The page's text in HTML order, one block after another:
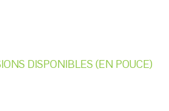
DISPONIBLES (EN POUCE)